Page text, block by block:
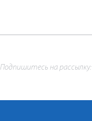
Подпишитесь на рассылку: